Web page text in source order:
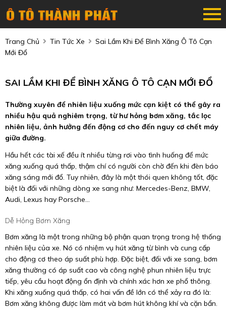
Trang Chủ Tin Tức Xe
Sai Lầm Khi Để Bình Xăng Ô Tô Cạn
Mới Đổ
SAI LẦM KHI ĐỂ BÌNH XĂNG Ô TÔ CẠN MỚI ĐỔ
Thường xuyên để nhiên liệu xuống mức cạn kiệt có thể gây ra
nhiều hậu quả nghiêm trọng, từ hư hỏng bơm xăng, tắc lọc
nhiên liệu, ảnh hưởng đến động cơ cho đến nguy cơ chết máy
giữa đường.
Hầu hết các tài xế đều ít nhiều từng rơi vào tình huống để mức
xăng xuống quá thấp, thậm chí có người còn chờ đến khi đèn báo
xăng sáng mới đổ. Tuy nhiên, đây là một thói quen không tốt, đặc
biệt là đối với những dòng xe sang như: Mercedes-Benz, BMW,
Audi, Lexus hay Porsche...
Dễ Hỏng Bơm Xăng
Bơm xăng là một trong những bộ phận quan trọng trong hệ thống
nhiên liệu của xe. Nó có nhiệm vụ hút xăng từ bình và cung cấp
cho động cơ theo áp suất phù hợp. Đặc biệt, đối với xe sang, bơm
xăng thường có áp suất cao và công nghệ phun nhiên liệu trực
tiếp, yêu cầu hoạt động ổn định và chính xác hơn xe phổ thông.
Khi xăng xuống quá thấp, có hai vấn đề lớn có thể xảy ra đó là:
Bơm xăng không được làm mát và bơm hút không khí và cặn bẩn.